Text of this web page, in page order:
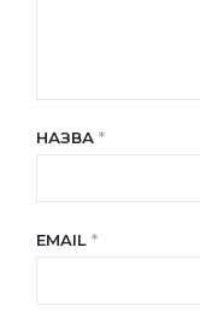
НАЗВА *
EMAIL *